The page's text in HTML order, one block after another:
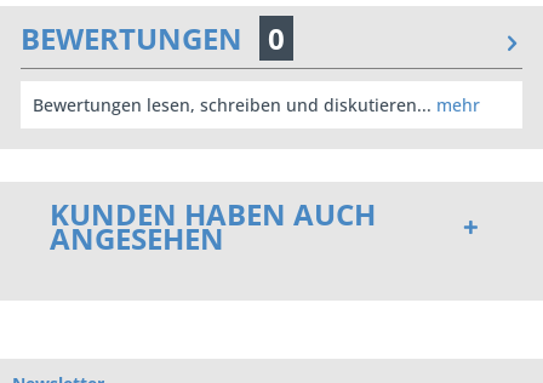
BEWERTUNGEN 0
Bewertungen lesen, schreiben und diskutieren... mehr
KUNDEN HABEN AUCH
ANGESEHEN